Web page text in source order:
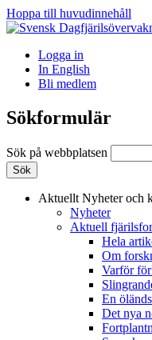
Hoppa till huvudinnehåll
Logga in
In English
Bli medlem
Sökformulär
Sök på webbplatsen
Aktuellt Nyheter och
Nyheter
Aktuell
Hela
Om
Varför
En
Det nya